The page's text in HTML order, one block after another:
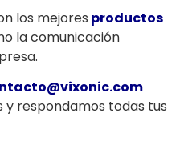
los mejores productos
la comunicación
y respondamos todas tus